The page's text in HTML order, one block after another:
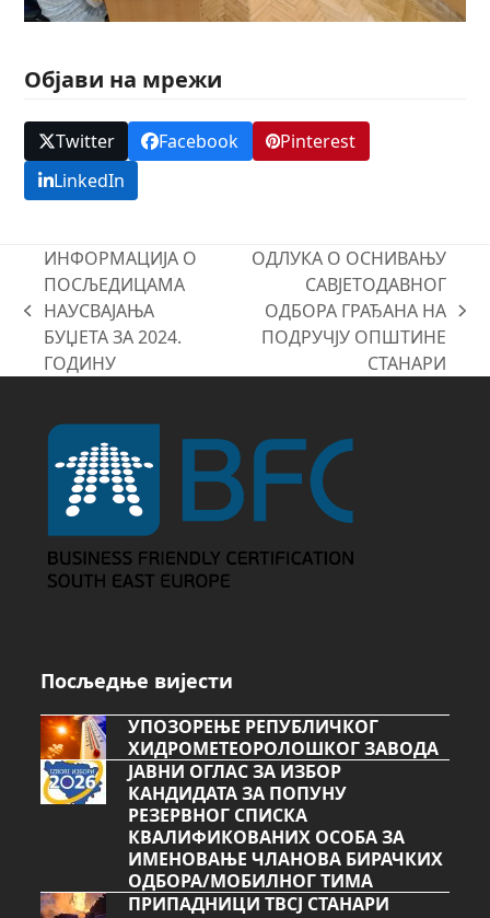
Објави на мрежи
Twitter Facebook
Pinterest
LinkedIn
previous
post:
ИНФОРМАЦИЈА О
ПОСЉЕДИЦАМА
НАУСВАЈАЊА
БУЏЕТА ЗА 2024.
ГОДИНУ
next
post:
ОДЛУКА О ОСНИВАЊУ
САВЈЕТОДАВНОГ
ОДБОРА ГРАЂАНА НА
ПОДРУЧЈУ ОПШТИНЕ
СТАНАРИ
Посљедње вијести
УПОЗОРЕЊЕ РЕПУБЛИЧКОГ
ХИДРОМЕТЕОРОЛОШКОГ ЗАВОДА
ЈАВНИ ОГЛАС ЗА ИЗБОР
КАНДИДАТА ЗА ПОПУНУ
РЕЗЕРВНОГ СПИСКА
КВАЛИФИКОВАНИХ ОСОБА ЗА
ИМЕНОВАЊЕ ЧЛАНОВА БИРАЧКИХ
ОДБОРА/МОБИЛНОГ ТИМА
ПРИПАДНИЦИ ТВСЈ СТАНАРИ